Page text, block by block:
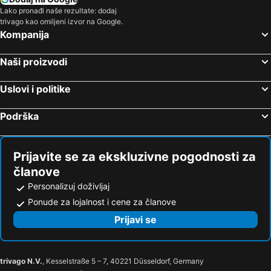
Crevillente, bed and breakfasts
Lako pronađi naše rezultate: dodaj
trivago kao omiljeni izvor na Google.
Kompanija
Naši proizvodi
Uslovi i politike
Podrška
Prijavite se za ekskluzivne pogodnosti za
članove
Personalizuj doživljaj
Ponude za lojalnost i cene za članove
Prijavi se
trivago N.V., Kesselstraße 5 – 7, 40221 Düsseldorf, Germany